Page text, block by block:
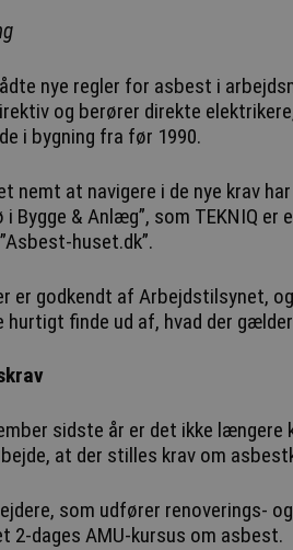
nye regler for asbest i
og berører direkte
i bygning fra før 1990.
nemt at navigere i de nye krav
Bygge & Anlæg”, som TEKNIQ
huset.dk”.
er godkendt af Arbejdstilsynet,
hurtigt finde ud af, hvad der
sidste år er det ikke længere
at der stilles krav om
som udfører renoverings-
2-dages AMU-kursus om asbest.